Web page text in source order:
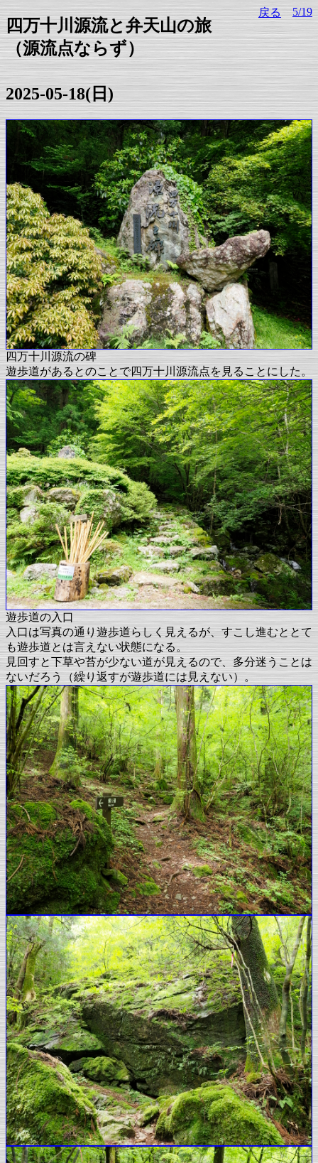
四万十川源流と弁天山の旅
（源流点ならず）
戻る 5/19
2025-05-18(日)
四万十川源流の碑
遊歩道があるとのことで四万十川源流点を見ることにした。
遊歩道の入口
入口は写真の通り遊歩道らしく見えるが、すこし進むととて
も遊歩道とは言えない状態になる。
見回すと下草や苔が少ない道が見えるので、多分迷うことは
ないだろう（繰り返すが遊歩道には見えない）。